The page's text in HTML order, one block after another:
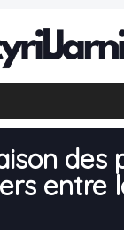
des
entre